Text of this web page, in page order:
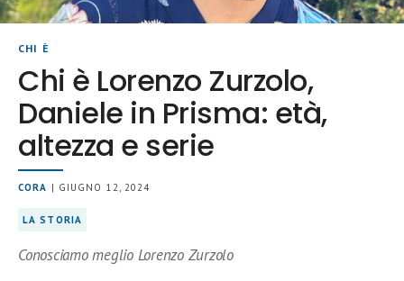
CHI È
Chi è Lorenzo Zurzolo,
Daniele in Prisma: età,
altezza e serie
CORA | GIUGNO 12, 2024
LA STORIA
Conosciamo meglio Lorenzo Zurzolo